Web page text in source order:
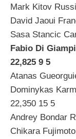
Mark Kitov
David Jaoui
Sasa Stancic
Fabio Di
22,825 9 5
Atanas
Dominykas
22,350 15 5
Andrey Bondar
Chikara